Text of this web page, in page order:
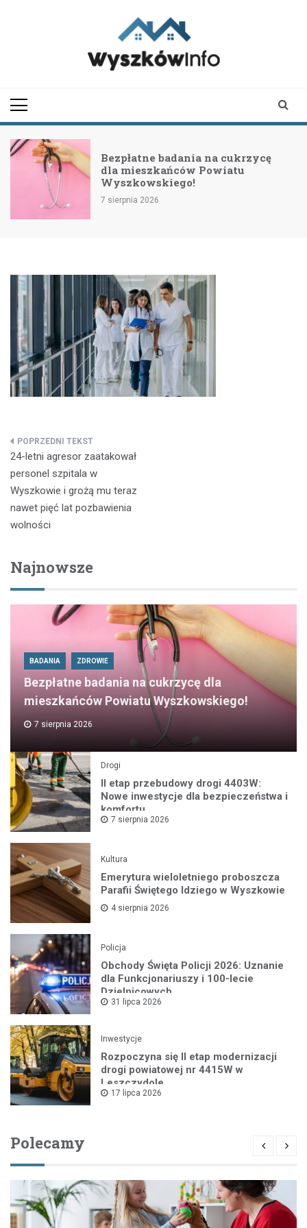
Bezpłatne badania na cukrzycę
dla mieszkańców Powiatu
Wyszkowskiego!
7 sierpnia 2026
Nawigacja
wpisu
24-letni agresor zaatakował
personel szpitala w
Wyszkowie i grożą mu teraz
nawet pięć lat pozbawienia
wolności
Najnowsze
BADANIA ZDROWIE
Bezpłatne badania na cukrzycę dla
mieszkańców Powiatu Wyszkowskiego!
7 sierpnia 2026
Drogi
II etap przebudowy drogi 4403W:
Nowe inwestycje dla bezpieczeństwa i
komfortu
7 sierpnia 2026
Kultura
Emerytura wieloletniego proboszcza
Parafii Świętego Idziego w Wyszkowie
4 sierpnia 2026
Policja
Obchody Święta Policji 2026: Uznanie
dla Funkcjonariuszy i 100-lecie
Dzielnicowych
31 lipca 2026
Inwestycje
Rozpoczyna się II etap modernizacji
drogi powiatowej nr 4415W w
Leszczydole
17 lipca 2026
Polecamy